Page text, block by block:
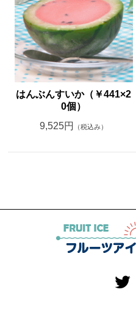
はんぶんすいか（￥441×2
0個）
9,525円
（税込み）